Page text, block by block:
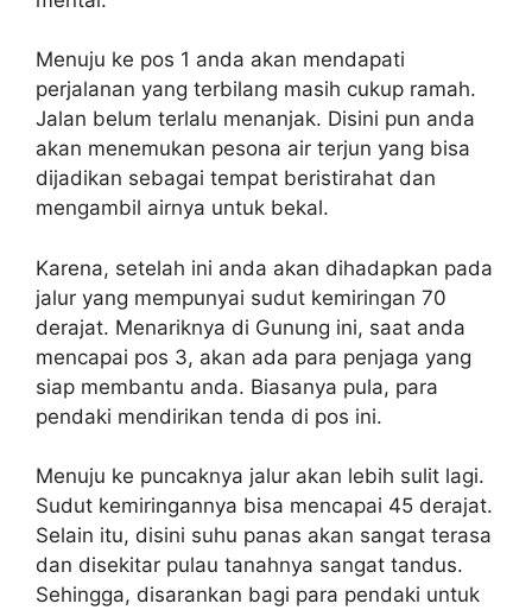
Menuju ke pos 1 anda akan mendapati
perjalanan yang terbilang masih cukup ramah.
Jalan belum terlalu menanjak. Disini pun anda
akan menemukan pesona air terjun yang bisa
dijadikan sebagai tempat beristirahat dan
mengambil airnya untuk bekal.
Karena, setelah ini anda akan dihadapkan pada
jalur yang mempunyai sudut kemiringan 70
derajat. Menariknya di Gunung ini, saat anda
mencapai pos 3, akan ada para penjaga yang
siap membantu anda. Biasanya pula, para
pendaki mendirikan tenda di pos ini.
Menuju ke puncaknya jalur akan lebih sulit lagi.
Sudut kemiringannya bisa mencapai 45 derajat.
Selain itu, disini suhu panas akan sangat terasa
dan disekitar pulau tanahnya sangat tandus.
Sehingga, disarankan bagi para pendaki untuk